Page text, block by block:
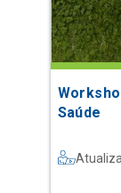
Saúde